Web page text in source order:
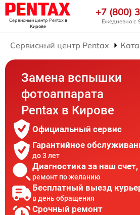
Сервисный центр Pentaxв
Кирове
+7 (800)
Ежедневно с
Сервисный центр Pentax
Замена вспышки
фотоаппарата
Pentax в Кирове
Официальный сервис
Гарантийное
до 3 лет
Диагностика за наш счет,
ремонт по желанию
Бесплатный выезд
в день обращения
Срочный ремонт